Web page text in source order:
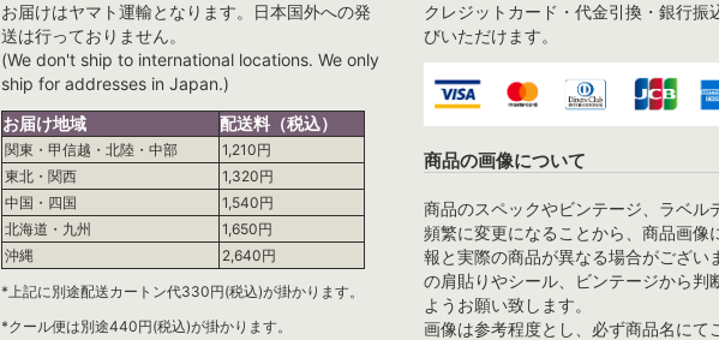
お届けはヤマト運輸となります。日本国外への発
送は行っておりません。
(We don't ship to international locations. We only
ship for addresses in Japan.)
お届け地域
配送料（税込）
関東・甲信越・北陸・中部
1,210円
東北・関西
1,320円
中国・四国
1,540円
北海道・九州
1,650円
沖縄
2,640円
*上記に別途配送カートン代330円(税込)が掛かります。
*クール便は別途440円(税込)が掛かります。
クレジットカード・代金引換・銀行振
びいただけます。
商品の画像について
商品のスペックやビンテージ、ラベル
頻繁に変更になることから、商品画像
報と実際の商品が異なる場合がござい
の肩貼りやシール、ビンテージから判
ようお願い致します。
画像は参考程度とし、必ず商品名にて